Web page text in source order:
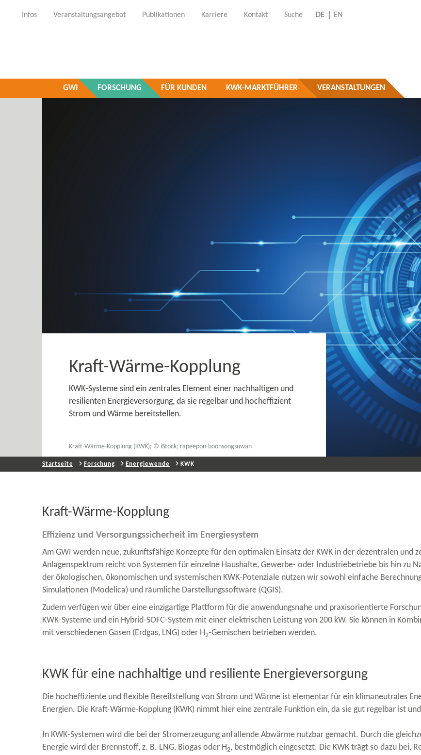
Infos Veranstaltungsangebot Publikationen Karriere Kontakt Suche DE EN
GWI FORSCHUNG FÜR KUNDEN KWK-MARKTFÜHRER VERANSTALTUNGEN
Kraft-​Wärme-Kopplung
KWK-​Systeme sind ein zentrales Element einer nachhaltigen und
resilienten Energieversorgung, da sie regelbar und hocheffizient
Strom und Wärme bereitstellen.
Kraft-​Wärme-Kopplung (KWK); © iStock; rapeepon-​boonsongsuwan
Startseite Forschung Energiewende KWK
Kraft-​Wärme-Kopplung
Effizienz und Versorgungssicherheit im Energiesystem
Am GWI werden neue, zukunftsfähige Konzepte für den optimalen Einsatz der KWK in der dezentralen und
Anlagenspektrum reicht von Systemen für einzelne Haushalte, Gewerbe-​ oder Industriebetriebe bis hin zu
der ökologischen, ökonomischen und systemischen KWK-​Potenziale nutzen wir sowohl einfache
Simulationen (Modelica) und räumliche Darstellungssoftware (QGIS).
Zudem verfügen wir über eine einzigartige Plattform für die anwendungsnahe und praxisorientierte
KWK-Systeme und ein Hybrid-​SOFC-System mit einer elektrischen Leistung von 200 kW. Sie können in
mit verschiedenen Gasen (Erdgas, LNG) oder H2-​Gemischen betrieben werden.
KWK für eine nachhaltige und resiliente Energieversorgung
Die hocheffiziente und flexible Bereitstellung von Strom und Wärme ist elementar für ein klimaneutrales
Energien. Die Kraft-​Wärme-Kopplung (KWK) nimmt hier eine zentrale Funktion ein, da sie gut regelbar ist
In KWK-​Systemen wird die bei der Stromerzeugung anfallende Abwärme nutzbar gemacht. Durch die
Energie wird der Brennstoff, z. B. LNG, Biogas oder H2, bestmöglich eingesetzt. Die KWK trägt so dazu bei,